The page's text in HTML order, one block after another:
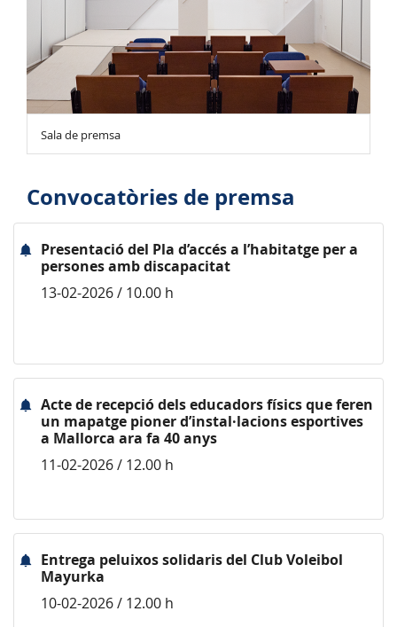
Sala de premsa
Convocatòries de premsa
Presentació del Pla d’accés a l’habitatge per a
persones amb discapacitat
13-02-2026 / 10.00 h
Acte de recepció dels educadors físics que feren
un mapatge pioner d’instal·lacions esportives
a Mallorca ara fa 40 anys
11-02-2026 / 12.00 h
Entrega peluixos solidaris del Club Voleibol
Mayurka
10-02-2026 / 12.00 h